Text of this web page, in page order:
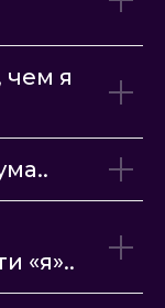
чем я
«я»..